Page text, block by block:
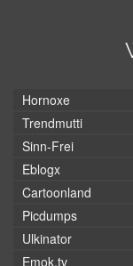
Hornoxe
Trendmutti
Sinn-Frei
Eblogx
Cartoonland
Picdumps
Ulkinator
Emok.tv